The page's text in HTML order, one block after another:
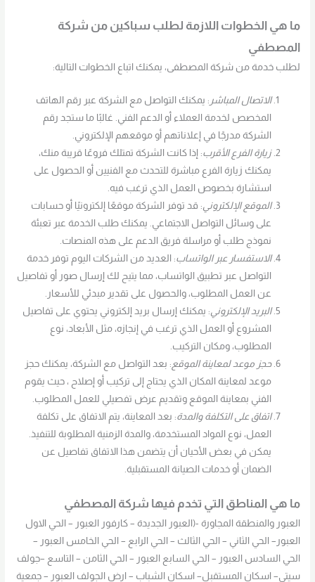
ما هي الخطوات اللازمة لطلب سباكين من شركة
المصطفي
لطلب خدمة من شركة المصطفى، يمكنك اتباع الخطوات التالية:
الاتصال المباشر : يمكنك التواصل مع الشركة عبر رقم الهاتف
المخصص لخدمة العملاء أو الدعم الفني. غالبًا ما ستجد رقم
الشركة مدرجًا في إعلاناتهم أو موقعهم الإلكتروني.
زيارة الفرع الأقرب: إذا كانت الشركة تمتلك فروعًا قريبة منك،
يمكنك زيارة الفرع مباشرة للتحدث مع الفنيين أو الحصول على
استشارة بخصوص العمل الذي ترغب فيه.
الموقع الإلكتروني: قد توفر الشركة موقعًا إلكترونيًا أو حسابات
على وسائل التواصل الاجتماعي. يمكنك طلب الخدمة عبر تعبئة
نموذج طلب أو مراسلة فريق الدعم على هذه المنصات.
الاستفسار عبر الواتساب: العديد من الشركات اليوم توفر خدمة
التواصل عبر تطبيق الواتساب، مما يتيح لك إرسال صور أو تفاصيل
عن العمل المطلوب، والحصول على تقدير مبدئي للأسعار.
البريد الإلكتروني: يمكنك إرسال بريد إلكتروني يحتوي على تفاصيل
المشروع أو العمل الذي ترغب في إنجازه، مثل الأبعاد، نوع
المطلوب، ومكان التركيب.
حجز موعد لمعاينة الموقع : بعد التواصل مع الشركة، يمكنك حجز
موعد لمعاينة المكان الذي يحتاج إلى تركيب أو إصلاح ، حيث يقوم
الفني بمعاينة الموقع وتقديم عرض تفصيلي للعمل المطلوب.
اتفاق على التكلفة والمدة: بعد المعاينة، يتم الاتفاق على تكلفة
العمل، نوع المواد المستخدمة، والمدة الزمنية المطلوبة للتنفيذ.
يمكن في بعض الأحيان أن يتضمن هذا الاتفاق تفاصيل عن
الضمان أو خدمات الصيانة المستقبلية.
ما هي المناطق التي تخدم فيها شركة المصطفي
العبور والمنطقة المجاورة -(العبور الجديدة – كارفور العبور – الحي الاول
العبور– الحي الثاني – الحي الثالث – الحي الرابع – الحي الخامس العبور –
الحي السادس العبور – الحي السابع العبور – الحي الثامن – التاسع –جولف
سيتي– اسكان المستقبل– اسكان الشباب – ارض الجولف العبور – جمعية